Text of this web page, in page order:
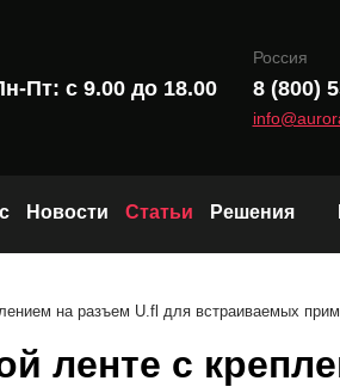
Пт: с 9.00 до 18.00
Россия
8 (800)
Новости Статьи Решения
на разъем U.fl для встраиваемых
ленте с